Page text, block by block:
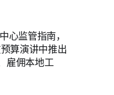
心监管指南，
算演讲中推出
雇佣本地工